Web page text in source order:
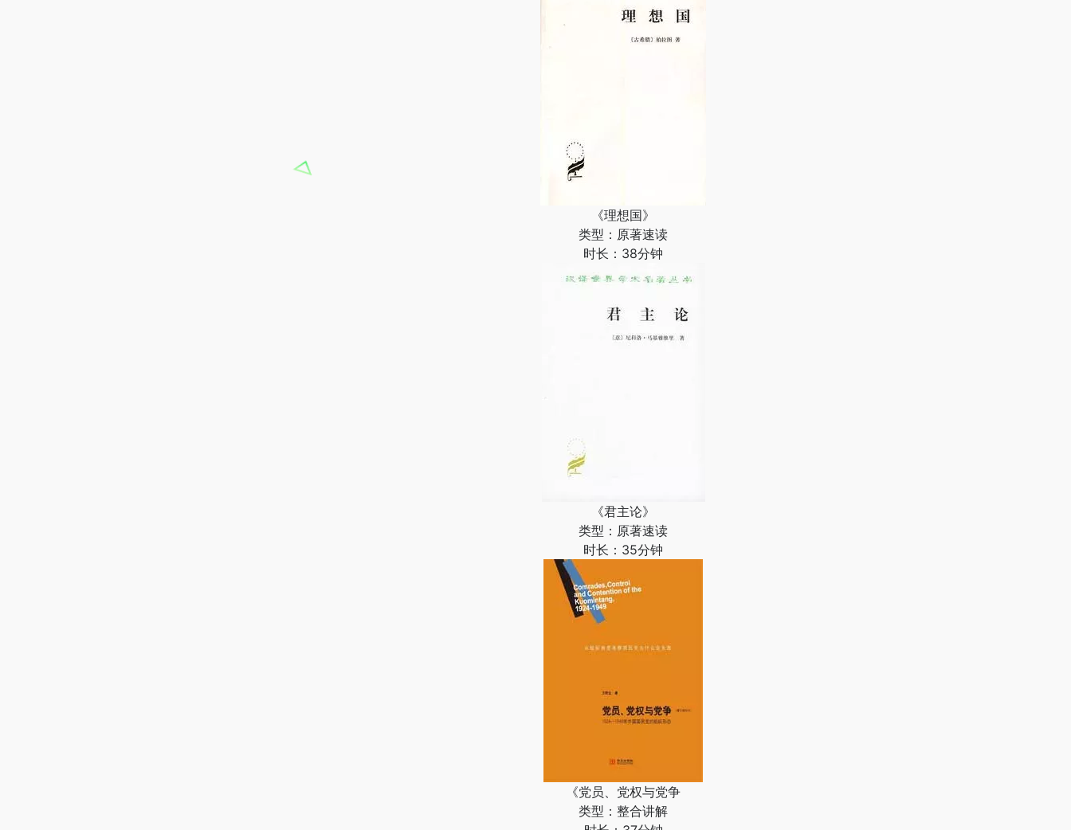
《理想国》
类型：原著速读
时长：38分钟
《君主论》
类型：原著速读
时长：35分钟
《党员、党权与党争
类型：整合讲解